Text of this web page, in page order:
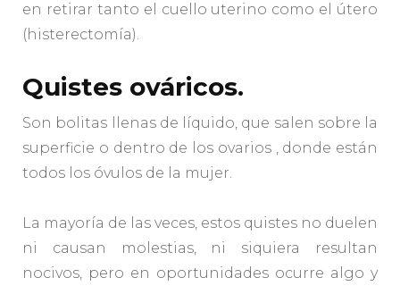
en retirar tanto el cuello uterino como el útero
(histerectomía).
Quistes ováricos.
Son bolitas llenas de líquido, que salen sobre la
superficie o dentro de los ovarios , donde están
todos los óvulos de la mujer.
La mayoría de las veces, estos quistes no duelen
ni causan molestias, ni siquiera resultan
nocivos, pero en oportunidades ocurre algo y